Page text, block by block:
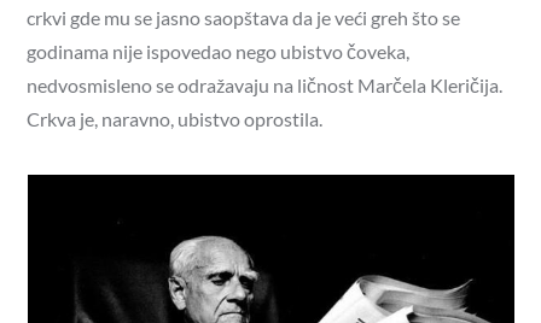
crkvi gde mu se jasno saopštava da je veći greh što se
godinama nije ispovedao nego ubistvo čoveka,
nedvosmisleno se odražavaju na ličnost Marčela Kleričija.
Crkva je, naravno, ubistvo oprostila.